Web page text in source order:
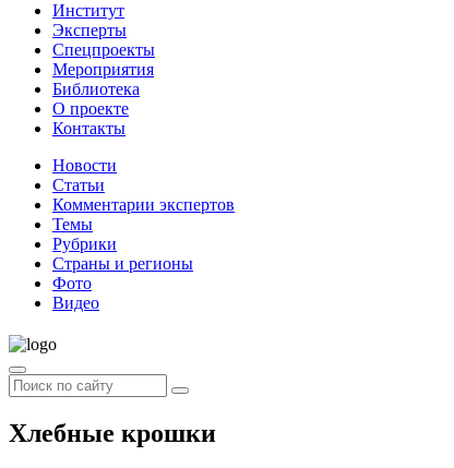
Институт
Эксперты
Спецпроекты
Мероприятия
Библиотека
О проекте
Контакты
Новости
Статьи
Комментарии экспертов
Темы
Рубрики
Страны и регионы
Фото
Видео
Хлебные крошки